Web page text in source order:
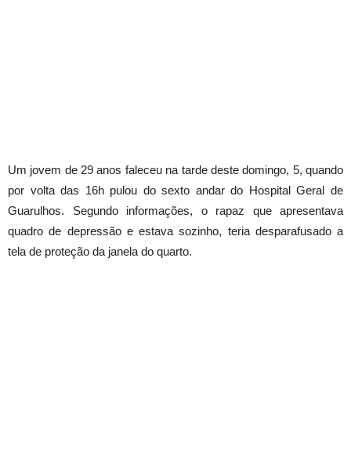
Um jovem de 29 anos faleceu na tarde deste domingo, 5, quando
por volta das 16h pulou do sexto andar do Hospital Geral de
Guarulhos. Segundo informações, o rapaz que apresentava
quadro de depressão e estava sozinho, teria desparafusado a
tela de proteção da janela do quarto.